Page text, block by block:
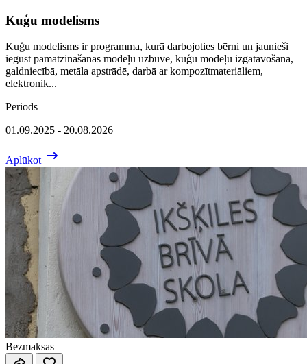
Kuģu modelisms
Kuģu modelisms ir programma, kurā darbojoties bērni un jaunieši
iegūst pamatzināšanas modeļu uzbūvē, kuģu modeļu izgatavošanā,
galdniecībā, metāla apstrādē, darbā ar kompozītmateriāliem,
elektronik...
Periods
01.09.2025 - 20.08.2026
Aplūkot
Bezmaksas